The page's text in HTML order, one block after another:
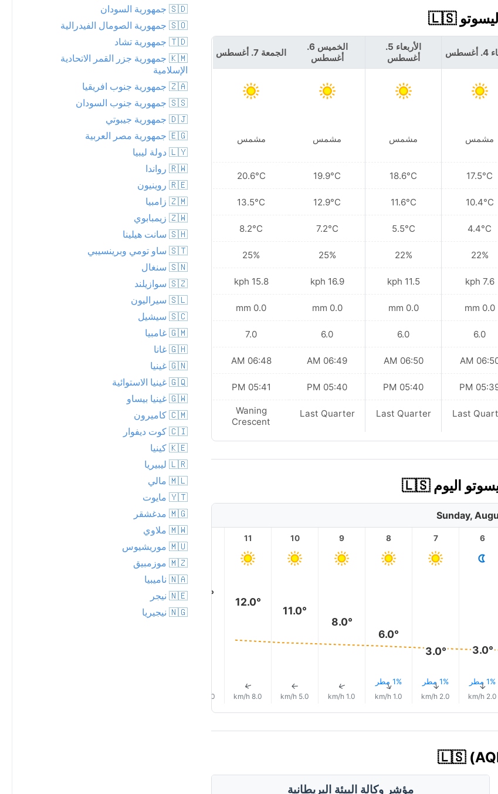
مشمس
17.5°C
10.4°C
4.4°C
22%
7.6 kph
0.0 mm
6.0
06:50
05:39
Last
الأربعاء 5.
أغسطس
مشمس
18.6°C
11.6°C
5.5°C
22%
11.5 kph
0.0 mm
6.0
06:50 AM
05:40 PM
Last Quarter
الخميس 6.
أغسطس
مشمس
19.9°C
12.9°C
7.2°C
25%
16.9 kph
0.0 mm
6.0
06:49 AM
05:40 PM
Last Quarter
الجمعة 7. أغسطس
مشمس
20.6°C
13.5°C
8.2°C
25%
15.8 kph
0.0 mm
7.0
06:48 AM
05:41 PM
Waning
Crescent
Sunday,
6
3.0°
1% مطر↑
2.0 km/h
7
3.0°
1% مطر↑
2.0 km/h
8
6.0°
1% مطر↑
1.0 km/h
9
8.0°
↑
1.0 km/h
10
11.0°
↑
5.0 km/h
11
12.0°
↑
8.0 km/h
14.0°
9.0 km/h
13
مؤشر وكالة البيئة البريطانية
🇸🇩 جمهورية السودان
🇸🇴 جمهورية الصومال الفيدرالية
🇹🇩 جمهورية تشاد
🇰🇲 جمهورية جزر القمر الاتحادية
الإسلامية
🇿🇦 جمهورية جنوب افريقيا
🇸🇸 جمهورية جنوب السودان
🇩🇯 جمهورية جيبوتي
🇪🇬 جمهورية مصر العربية
🇱🇾 دولة ليبيا
🇷🇼 رواندا
🇷🇪 روينيون
🇿🇲 زامبيا
🇿🇼 زيمبابوي
🇸🇭 سانت هيلينا
🇸🇹 ساو تومي وبرينسيبي
🇸🇳 سنغال
🇸🇿 سوازيلند
🇸🇱 سيراليون
🇸🇨 سيشيل
🇬🇲 غامبيا
🇬🇭 غانا
🇬🇳 غينيا
🇬🇶 غينيا الاستوائية
🇬🇼 غينيا بيساو
🇨🇲 كاميرون
🇨🇮 كوت ديفوار
🇰🇪 كينيا
🇱🇷 ليبيريا
🇲🇱 مالي
🇾🇹 مايوت
🇲🇬 مدغشقر
🇲🇼 ملاوي
🇲🇺 موريشيوس
🇲🇿 موزمبيق
🇳🇦 ناميبيا
🇳🇪 نيجر
🇳🇬 نيجيريا